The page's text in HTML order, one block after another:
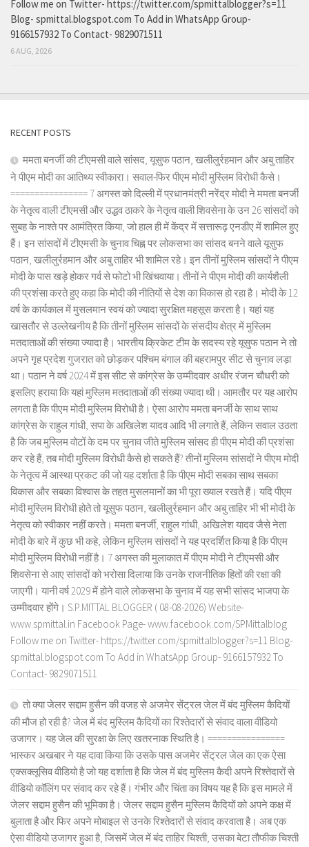
Follow me on Twitter- https://twitter.com/spmittalblogger?s=11
Blog- spmittal.blogspot.com To Add in WhatsApp Group-
9166157932 To Contact- 9829071511
6 AUG, 2026
RECENT POSTS
ममता बनर्जी की टीएमसी वाले सांसद, यूसुफ पठान, खलीलुर्रहमान और अबु ताहिर
ने पीएम मोदी का आतिथ्य स्वीकारा। सवाल-फिर पीएम मोदी मुस्लिम विरोधी कैसे।
================ 7 अगस्त को दिल्ली में प्रधानमंत्री नरेंद्र मोदी ने ममता बनर्जी
के नेतृत्व वाली टीएमसी और उद्धव ठाकरे के नेतृत्व वाली शिवसेना के उन 26 सांसदों को
सुबह के नाश्ते पर आमंत्रित किया, जो हाल ही में केंद्र में सत्तारूढ़ एनडीए में शामिल हुए
हैं। इन सांसदों में टीएमसी के चुनाव चिह्न पर लोकसभा का सांसद बनने वाले यूसुफ
पठान, खलीलुर्रहमान और अबु ताहिर भी शामिल रहे। इन तीनों मुस्लिम सांसदों ने पीएम
मोदी के पास खड़े होकर गर्व से फोटो भी खिंचवाया। तीनों ने पीएम मोदी की कार्यशैली
की प्रशंसा करते हुए कहा कि मोदी की नीतियों से देश का विकास हो रहा है। मोदी के 12
वर्ष के कार्यकाल में मुसलमान स्वयं को ज्यादा सुरक्षित महसूस करता है। यहां यह
खासतौर से उल्लेखनीय है कि तीनों मुस्लिम सांसदों के संसदीय क्षेत्र में मुस्लिम
मतदाताओं की संख्या ज्यादा है। भारतीय क्रिकेट टीम के सदस्य रहे यूसुफ पठान ने तो
अपने गृह प्रदेश गुजरात को छोड़कर पश्चिम बंगाल की बहरामपुर सीट से चुनाव लड़ा
था। पठान ने वर्ष 2024 में इस सीट से कांग्रेस के उम्मीदवार अधीर रंजन चौधरी को
इसलिए हराया कि यहां मुस्लिम मतदाताओं की संख्या ज्यादा थी। आमतौर पर यह आरोप
लगता है कि पीएम मोदी मुस्लिम विरोधी है। ऐसा आरोप ममता बनर्जी के साथ साथ
कांग्रेस के राहुल गांधी, सपा के अखिलेश यादव आदि भी लगाते हैं, लेकिन सवाल उठता
है कि जब मुस्लिम वोटों के दम पर चुनाव जीते मुस्लिम सांसद ही पीएम मोदी की प्रशंसा
कर रहे हैं, तब मोदी मुस्लिम विरोधी कैसे हो सकते हैं? तीनों मुस्लिम सांसदों ने पीएम मोदी
के नेतृत्व में आस्था प्रकट की जो यह दर्शाता है कि पीएम मोदी सबका साथ सबका
विकास और सबका विश्वास के तहत मुसलमानों का भी पूरा ख्याल रखते हैं। यदि पीएम
मोदी मुस्लिम विरोधी होते तो यूसुफ पठान, खलीलुर्रहमान और अबु ताहिर भी भी मोदी के
नेतृत्व को स्वीकार नहीं करते। ममता बनर्जी, राहुल गांधी, अखिलेश यादव जैसे नेता
मोदी के बारे में कुछ भी कहे, लेकिन मुस्लिम सांसदों ने यह प्रदर्शित किया है कि पीएम
मोदी मुस्लिम विरोधी नहीं है। 7 अगस्त की मुलाकात में पीएम मोदी ने टीएमसी और
शिवसेना से आए सांसदों को भरोसा दिलाया कि उनके राजनीतिक हितों की रक्षा की
जाएगी। यानी वर्ष 2029 में होने वाले लोकसभा के चुनाव में यह सभी सांसद भाजपा के
उम्मीदवार होंगे। S.P.MITTAL BLOGGER ( 08-08-2026) Website-
www.spmittal.in Facebook Page- www.facebook.com/SPMittalblog
Follow me on Twitter- https://twitter.com/spmittalblogger?s=11 Blog-
spmittal.blogspot.com To Add in WhatsApp Group- 9166157932 To
Contact- 9829071511
तो क्या जेलर सद्दाम हुसैन की वजह से अजमेर सेंट्रल जेल में बंद मुस्लिम कैदियों
की मौज हो रही है? जेल में बंद मुस्लिम कैदियों का रिश्तेदारों से संवाद वाला वीडियो
उजागर। यह जेल की सुरक्षा के लिए खतरनाक स्थिति है। ================
भास्कर अखबार ने यह दावा किया कि उसके पास अजमेर सेंट्रल जेल का एक ऐसा
एक्सक्लूसिव वीडियो है जो यह दर्शाता है कि जेल में बंद मुस्लिम कैदी अपने रिश्तेदारों से
वीडियो कॉलिंग पर संवाद कर रहे हैं। गंभीर और चिंता का विषय यह है कि इस मामले में
जेलर सद्दाम हुसैन की भूमिका है। जेलर सद्दाम हुसैन मुस्लिम कैदियों को अपने कक्ष में
बुलाता है और फिर अपने मोबाइल से उनके रिश्तेदारों से संवाद करवाता है। अब एक
ऐसा वीडियो उजागर हुआ है, जिसमें जेल में बंद ताहिर चिश्ती, उसका बेटा तौफीक चिश्ती